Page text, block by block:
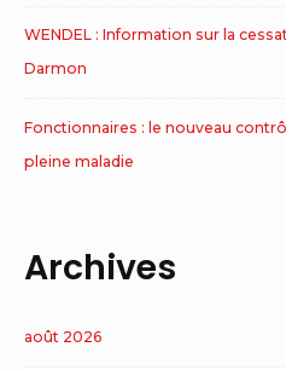
WENDEL : Information sur la
Darmon
Fonctionnaires : le nouveau
pleine maladie
Archives
août 2026